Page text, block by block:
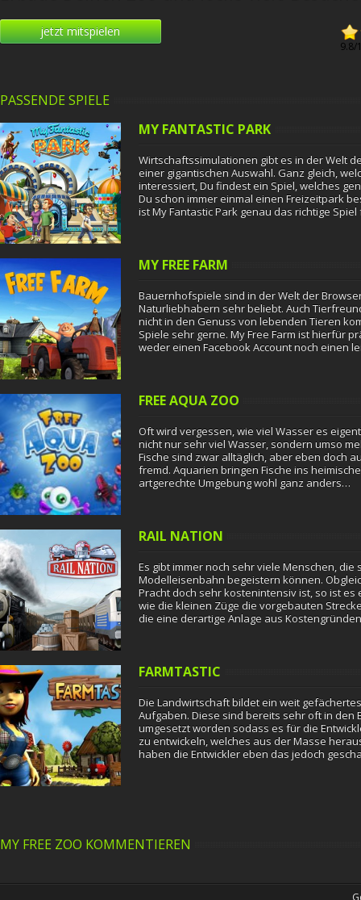
jetzt mitspielen
9.8/
PASSENDE SPIELE
MY FANTASTIC PARK
Wirtschaftssimulationen gibt es in der Welt
einer gigantischen Auswahl. Ganz gleich,
interessiert, Du findest ein Spiel, welches
Du schon immer einmal einen Freizeitpark
ist My Fantastic Park genau das richtige
MY FREE FARM
Bauernhofspiele sind in der Welt der
Naturliebhabern sehr beliebt. Auch
nicht in den Genuss von lebenden Tieren
Spiele sehr gerne. My Free Farm ist hierfür
weder einen Facebook Account noch einen
FREE AQUA ZOO
Oft wird vergessen, wie viel Wasser es
nicht nur sehr viel Wasser, sondern umso
Fische sind zwar alltäglich, aber eben doch
fremd. Aquarien bringen Fische ins
artgerechte Umgebung wohl ganz anders…
RAIL NATION
Es gibt immer noch sehr viele Menschen, die
Modelleisenbahn begeistern können.
Pracht doch sehr kostenintensiv ist, so ist
wie die kleinen Züge die vorgebauten
die eine derartige Anlage aus
FARMTASTIC
Die Landwirtschaft bildet ein weit
Aufgaben. Diese sind bereits sehr oft in den
umgesetzt worden sodass es für die
zu entwickeln, welches aus der Masse
haben die Entwickler eben das jedoch
MY FREE ZOO KOMMENTIEREN